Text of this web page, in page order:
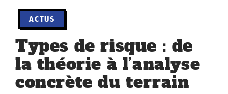
ACTUS
Types de risque : de
la théorie à l’analyse
concrète du terrain